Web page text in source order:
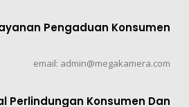
Pengaduan Konsumen
email: admin@megakamera.com
Perlindungan Konsumen Dan